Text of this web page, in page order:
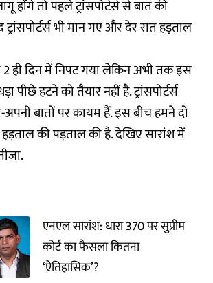
तो पहले ट्रांसपोर्टर्स से बात की
भी मान गए और देर रात हड़ताल
2 ही दिन में निपट गया लेकिन अभी तक इस
पीछे हटने को तैयार नहीं है. ट्रांसपोर्टर्स
बातों पर कायम हैं. इस बीच हमने दो
की पड़ताल की है. देखिए सारांश में
एनएल सारांश: धारा 370 पर सुप्रीम
कोर्ट का फैसला कितना
‘ऐतिहासिक’?